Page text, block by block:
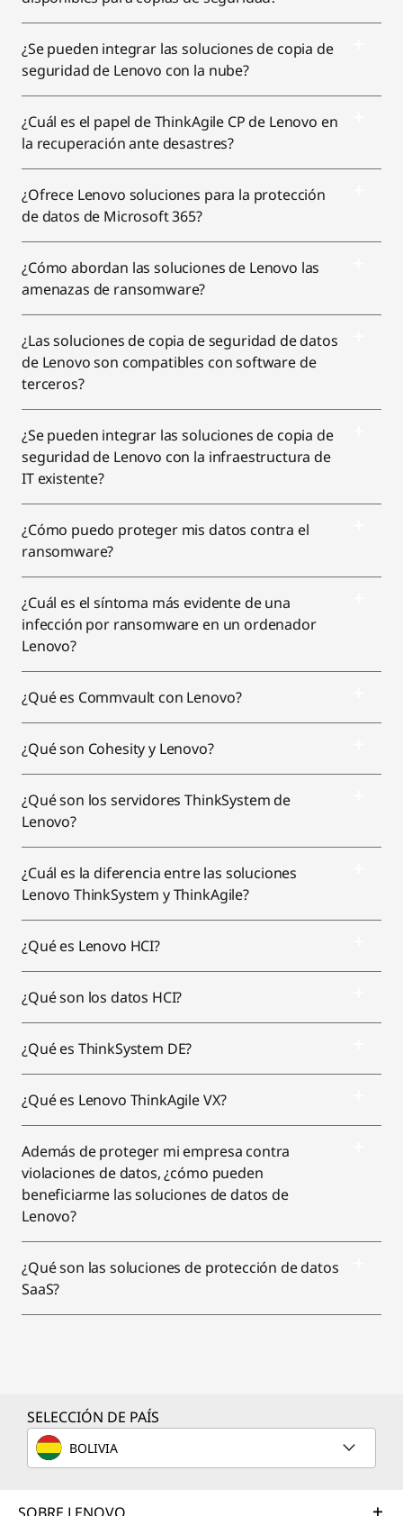
¿Se pueden integrar las soluciones de copia de
seguridad de Lenovo con la nube?
¿Cuál es el papel de ThinkAgile CP de Lenovo en
la recuperación ante desastres?
¿Ofrece Lenovo soluciones para la protección
de datos de Microsoft 365?
¿Cómo abordan las soluciones de Lenovo las
amenazas de ransomware?
¿Las soluciones de copia de seguridad de datos
de Lenovo son compatibles con software de
terceros?
¿Se pueden integrar las soluciones de copia de
seguridad de Lenovo con la infraestructura de
IT existente?
¿Cómo puedo proteger mis datos contra el
ransomware?
¿Cuál es el síntoma más evidente de una
infección por ransomware en un ordenador
Lenovo?
¿Qué es Commvault con Lenovo?
¿Qué son Cohesity y Lenovo?
¿Qué son los servidores ThinkSystem de
Lenovo?
¿Cuál es la diferencia entre las soluciones
Lenovo ThinkSystem y ThinkAgile?
¿Qué es Lenovo HCI?
¿Qué son los datos HCI?
¿Qué es ThinkSystem DE?
¿Qué es Lenovo ThinkAgile VX?
Además de proteger mi empresa contra
violaciones de datos, ¿cómo pueden
beneficiarme las soluciones de datos de
Lenovo?
¿Qué son las soluciones de protección de datos
SaaS?
SELECCIÓN DE PAÍS
BOLIVIA